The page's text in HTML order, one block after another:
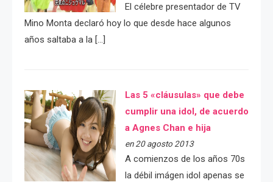
El célebre presentador de TV
Mino Monta declaró hoy lo que desde hace algunos
años saltaba a la […]
Las 5 «cláusulas» que debe
cumplir una idol, de acuerdo
a Agnes Chan e hija
en 20 agosto 2013
A comienzos de los años 70s
la débil imágen idol apenas se